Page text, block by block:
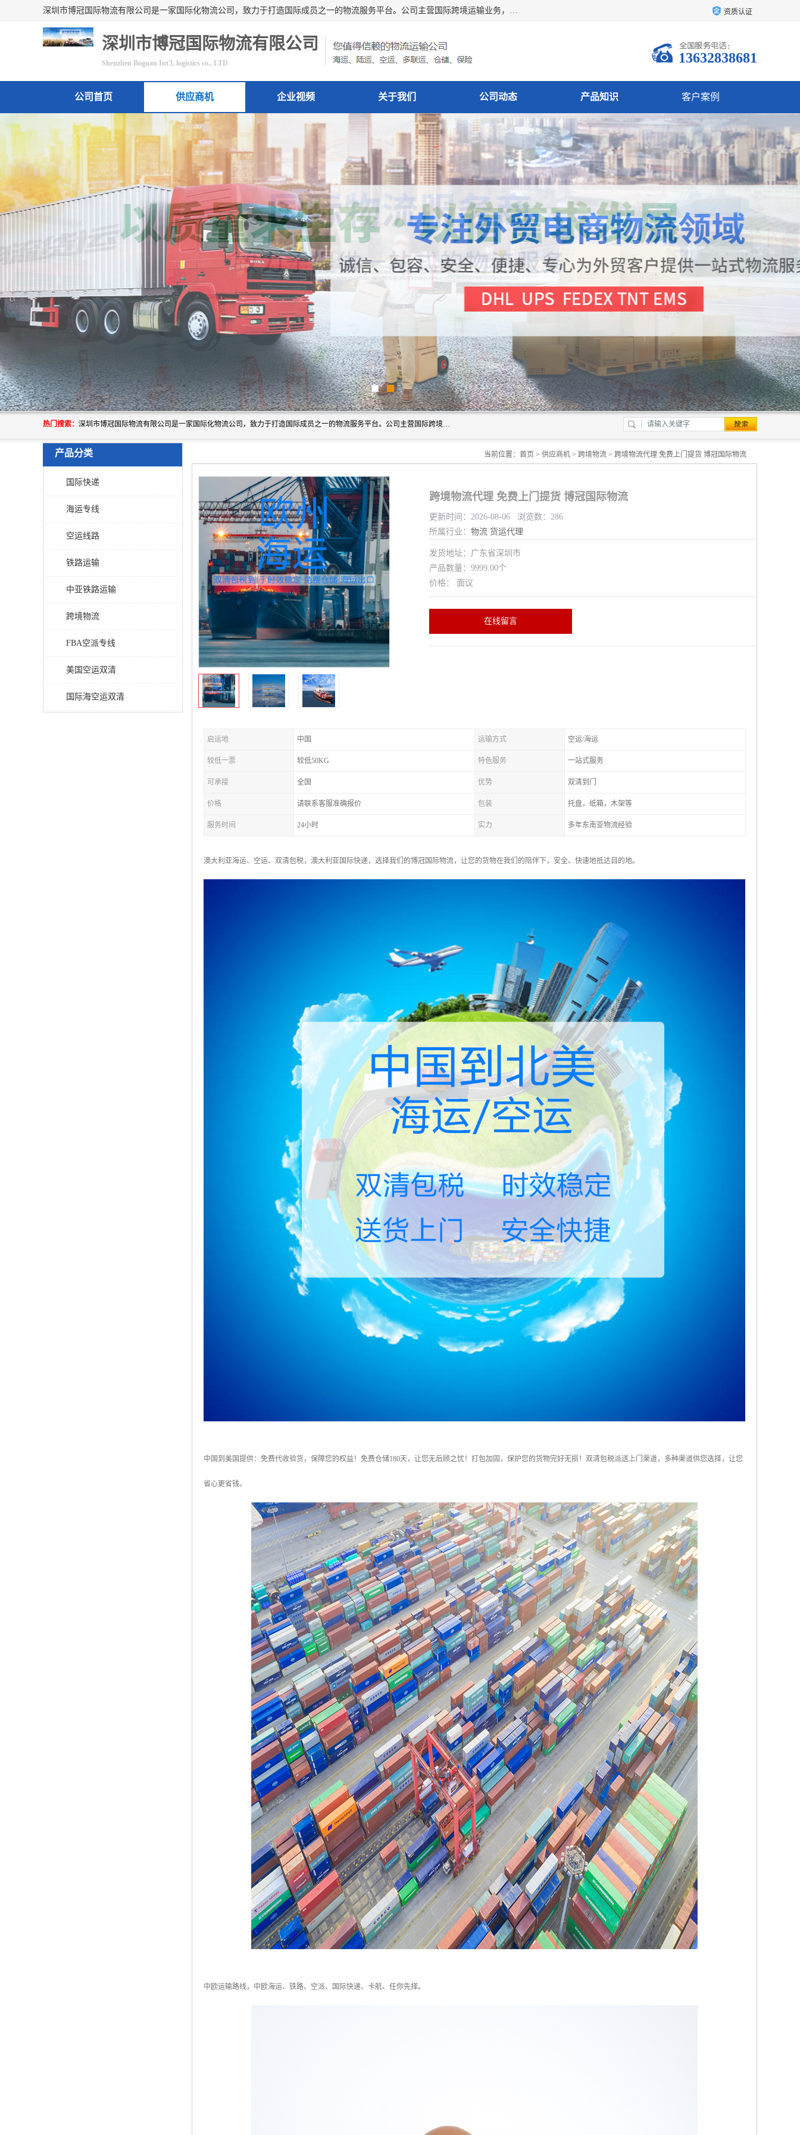
深圳市博冠国际物流有限公司是一家国际化物流公司，致力于打造国际成员之一的物流服务平台。公司主营国际跨境运输业务，提供国际快递、FBA空派专线、国际海空运、国际空运专线、中欧铁路运输等国际海空运、国际快递、国际铁路运输及跨境专线物流等各类进出口运输方面的业务。 资质认证
深圳市博冠国际物流有限公司
Shenzhen Boguan Int'L logistics co., LTD 13632838681
公司首页 供应商机 企业视频 关于我们 公司动态 产品知识 客户案例
联系方式
热门搜索： 深圳市博冠国际物流有限公司是一家国际化物流公司，致力于打造国际成员之一的物流服务平台。公司主营国际跨境运输业务，提供国际快递、FBA空派专线、国际海空运、国际空运专线、中欧铁路运输等国际海空运、国际快递、国际铁路运输及跨境专线物流等各类进出口运输方面的业务。
产品分类
国际快递
海运专线
空运线路
铁路运输
中亚铁路运输
跨境物流
FBA空派专线
美国空运双清
国际海空运双清
当前位置： 首页 > 供应商机 > 跨境物流 > 跨境物流代理 免费上门提货 博冠国际物流
跨境物流代理 免费上门提货 博冠国际物流
更新时间：2026-08-06 浏览数：286
所属行业： 物流 货运代理
发货地址：广东省深圳市
产品数量：9999.00个
价格： 面议
在线留言
启运地 中国 运输方式 空运/海运
较低一票 较低50KG 特色服务 一站式服务
可承接 全国 优势 双清到门
价格 请联系客服准确报价 包装 托盘，纸箱，木架等
服务时间 24小时 实力 多年东南亚物流经验
澳大利亚海运、空运、双清包税，澳大利亚国际快递，选择我们的博冠国际物流，让您的货物在我们的陪伴下，安全、快速地抵达目的地。
中国到美国提供：免费代收验货，保障您的权益！免费仓储180天，让您无后顾之忧！打包加固，保护您的货物完好无损！双清包税派送上门渠道，多种渠道供您选择，让您
省心更省钱。
中欧运输路线，中欧海运、铁路、空派、国际快递、卡航、任你先择。